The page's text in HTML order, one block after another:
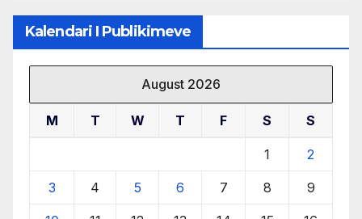
Kalendari I Publikimeve
August 2026
M T W T F S S
1 2
3 4 5 6 7 8 9